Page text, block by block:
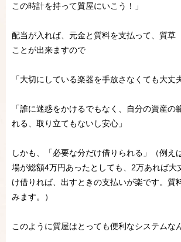
この時計を持って質屋にいこう！」
配当が入れば、元金と質料を支払って、質草
ことが出来ますので
「大切にしている楽器を手放さなくても大丈
「誰に迷惑をかけるでもなく、自分の資産の
れる、取り立てもないし安心」
しかも、「必要な分だけ借りられる」（例え
場が総額4万円あったとしても、2万あれば大
け借りれば、出すときの支払いが楽です。質
みます。）
このように質屋はとっても便利なシステムな